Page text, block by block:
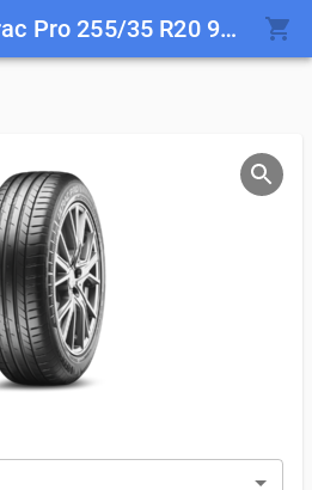
Vredestein Ultrac Pro 255/35 R20 97 Y XL